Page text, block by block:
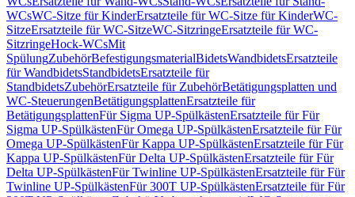
WCsWC-Sitze für KinderErsatzteile für WC-Sitze für KinderWC-
SitzeErsatzteile für WC-SitzeWC-SitzringeErsatzteile für WC-
SitzringeHock-WCsMit
SpülungZubehörBefestigungsmaterialBidetsWandbidetsErsatzteile
für WandbidetsStandbidetsErsatzteile für
StandbidetsZubehörErsatzteile für ZubehörBetätigungsplatten und
WC-SteuerungenBetätigungsplattenErsatzteile für
BetätigungsplattenFür Sigma UP-SpülkästenErsatzteile für Für
Sigma UP-SpülkästenFür Omega UP-SpülkästenErsatzteile für Für
Omega UP-SpülkästenFür Kappa UP-SpülkästenErsatzteile für Für
Kappa UP-SpülkästenFür Delta UP-SpülkästenErsatzteile für Für
Delta UP-SpülkästenFür Twinline UP-SpülkästenErsatzteile für Für
Twinline UP-SpülkästenFür 300T UP-SpülkästenErsatzteile für Für